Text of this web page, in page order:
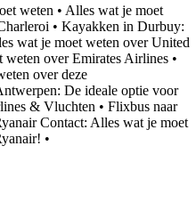
weten • Alles wat je moet
• Kayakken in Durbuy:
wat je moet weten over United
weten over Emirates Airlines •
over deze
De ideale optie voor
& Vluchten • Flixbus naar
Contact: Alles wat je moet
•